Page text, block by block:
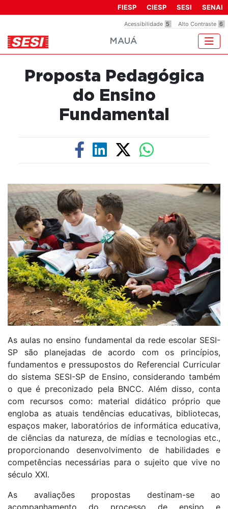
inclui
um
sistema
Acessibilidade 5 Alto Contraste 6
FIESP CIESP SESI SENAI
MAUÁ
Proposta Pedagógica
do Ensino
Fundamental
As aulas no ensino fundamental da rede escolar SESI-
SP são planejadas de acordo com os princípios,
fundamentos e pressupostos do Referencial Curricular
do sistema SESI-SP de Ensino, considerando também
o que é preconizado pela BNCC. Além disso, conta
com recursos como: material didático próprio que
engloba as atuais tendências educativas, bibliotecas,
espaços maker, laboratórios de informática educativa,
de ciências da natureza, de mídias e tecnologias etc.,
proporcionando desenvolvimento de habilidades e
competências necessárias para o sujeito que vive no
século XXI.
As avaliações propostas destinam-se ao
acompanhamento do processo de ensino e